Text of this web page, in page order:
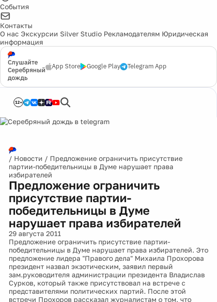
События
Контакты
О нас Экскурсии Silver Studio Рекламодателям Юридическая
информация
Слушайте
Серебряный
дождь
App Store Google Play Telegram App
12+
/ Новости / Предложение ограничить присутствие
партии-победительницы в Думе нарушает права
избирателей
Предложение ограничить
присутствие партии-
победительницы в Думе
нарушает права избирателей
29 августа 2011
Предложение ограничить присутствие партии-
победительницы в Думе нарушает права избирателей. Это
предложение лидера "Правого дела" Михаила Прохорова
президент назвал экзотическим, заявил первый
зам.руководителя администрации президента Владислав
Сурков, который также присутствовал на встрече с
представителями политических партий. После этой
встречи Прохоров рассказал журналистам о том, что